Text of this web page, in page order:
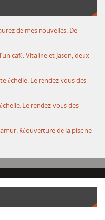
de mes nouvelles: De
café: Vitaline et Jason, deux
échelle: Le rendez-vous des
Le rendez-vous des
Réouverture de la piscine